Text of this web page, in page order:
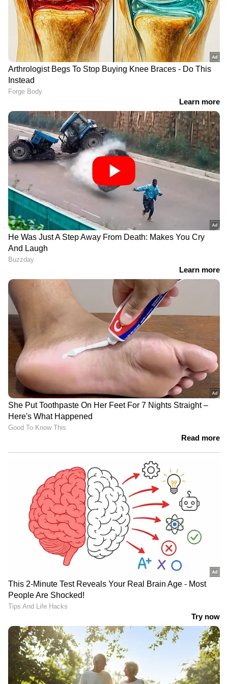
യുവമോർച്ചയുടെ സെക്രട്ടറിയേറ്റ്
മാർച്ചിൽ സംഘർഷം; വി
മുരളിധരൻ ഉദ്ഘാടനം ചെയ്യും |
LPST Rank holders
സുൽത്താൻ ബത്തേരി വടക്കനാട്
ഗോത്ര വയോധികയെ
കാണാതായിട്ട് ഒൻപത് ദിവസം;
തങ്കിക്കായി വനത്തിലും തെരച്ചിൽ